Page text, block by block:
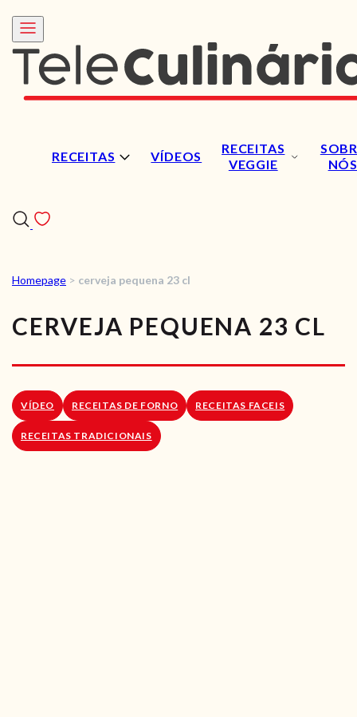
RECEITAS VÍDEOS
RECEITAS
VEGGIE
NÓS
RECEITAS
VÍDEOS
RECEITAS VEGGIE
SOBRE NÓS
LOJA ONLINE
Homepage > cerveja pequena 23 cl
CERVEJA PEQUENA 23 CL
VÍDEO RECEITAS DE FORNO RECEITAS FACEIS
RECEITAS TRADICIONAIS